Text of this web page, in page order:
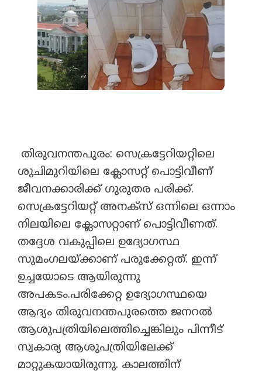
തിരുവനന്തപുരം: സെക്രട്ടേറിയറ്റിലെ
ശുചിമുറിയിലെ ക്ലോസറ്റ് പൊട്ടിവീണ്
ജീവനക്കാരിക്ക് ഗുരുതര പരിക്ക്.
സെക്രട്ടേറിയറ്റ് അനക്സ് ഒന്നിലെ ഒന്നാം
നിലയിലെ ക്ലോസറ്റാണ് പൊട്ടിവീണത്.
തദ്ദേശ വകുപ്പിലെ ഉദ്യോഗസ്ഥ
സുമംഗലയ്ക്കാണ് പരുക്കേറ്റത്. ഇന്ന്
ഉച്ചയോടെ ആയിരുന്നു
അപകടം.പരിക്കേറ്റ ഉദ്യോഗസ്ഥയെ
ആദ്യം തിരുവനന്തപുരത്തെ ജനറല്‍
ആശുപത്രിയിലെത്തിച്ചെങ്കിലും പിന്നീട്
സ്വകാര്യ ആശുപത്രിയിലേക്ക്
മാറ്റുകയായിരുന്നു. കാലത്തിന്